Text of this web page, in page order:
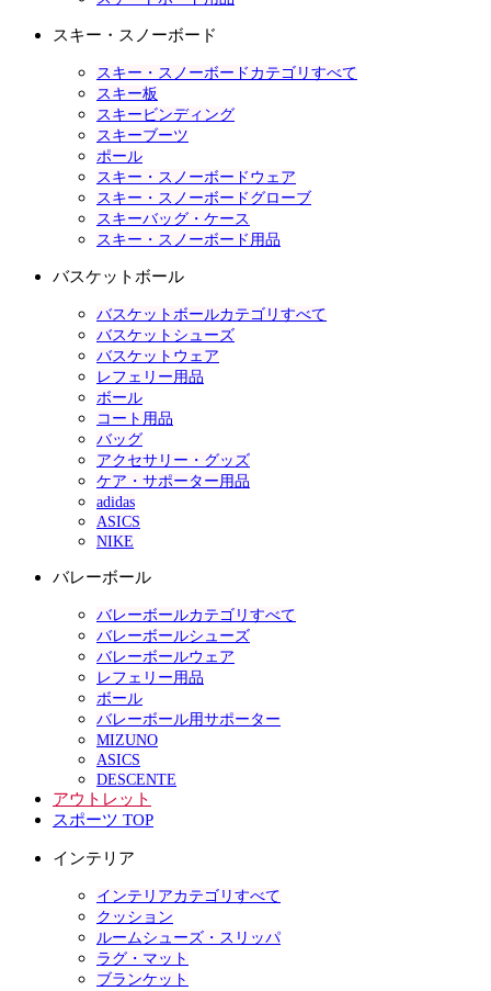
スキー・スノーボード
スキー・スノーボードカテゴリすべて
スキー板
スキービンディング
スキーブーツ
ポール
スキー・スノーボードウェア
スキー・スノーボードグローブ
スキーバッグ・ケース
スキー・スノーボード用品
バスケットボール
バスケットボールカテゴリすべて
バスケットシューズ
バスケットウェア
レフェリー用品
ボール
コート用品
バッグ
アクセサリー・グッズ
ケア・サポーター用品
adidas
ASICS
NIKE
バレーボール
バレーボールカテゴリすべて
バレーボールシューズ
バレーボールウェア
レフェリー用品
ボール
バレーボール用サポーター
MIZUNO
ASICS
DESCENTE
アウトレット
スポーツ TOP
インテリア
インテリアカテゴリすべて
クッション
ルームシューズ・スリッパ
ラグ・マット
ブランケット